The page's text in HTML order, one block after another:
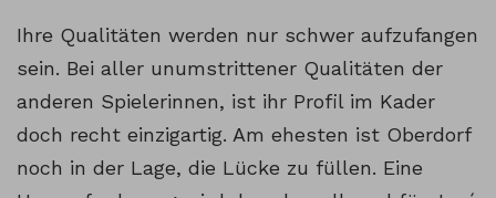
Ihre Qualitäten werden nur schwer aufzufangen
sein. Bei aller unumstrittener Qualitäten der
anderen Spielerinnen, ist ihr Profil im Kader
doch recht einzigartig. Am ehesten ist Oberdorf
noch in der Lage, die Lücke zu füllen. Eine